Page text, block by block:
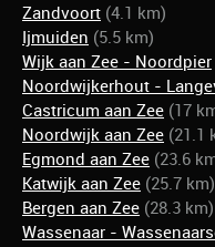
Zandvoort (4.1 km)
Ijmuiden (5.5 km)
Wijk aan Zee - Noordpier
Noordwijkerhout -
Castricum aan Zee (17
Noordwijk aan Zee (21.1
Egmond aan Zee (23.6
Katwijk aan Zee (25.7 km)
Bergen aan Zee (28.3 km)
Wassenaar -